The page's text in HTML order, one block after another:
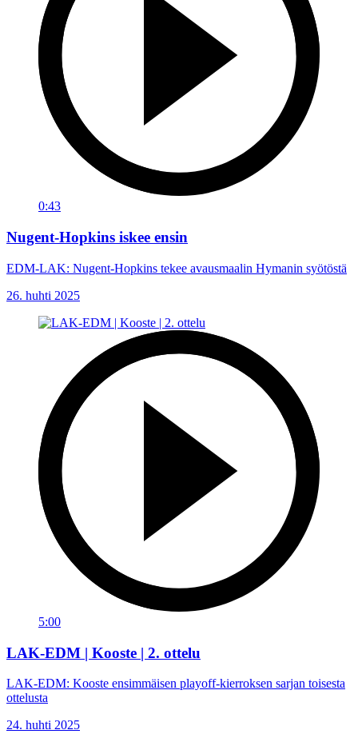
0:43
Nugent-Hopkins iskee ensin
EDM-LAK: Nugent-Hopkins tekee avausmaalin Hymanin syötöstä
26. huhti 2025
5:00
LAK-EDM | Kooste | 2. ottelu
LAK-EDM: Kooste ensimmäisen playoff-kierroksen sarjan toisesta
ottelusta
24. huhti 2025